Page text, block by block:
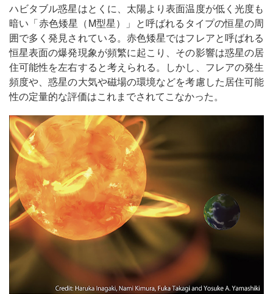
ハビタブル惑星はとくに、太陽より表面温度が低く光度も
暗い「赤色矮星（M型星）」と呼ばれるタイプの恒星の周
囲で多く発見されている。赤色矮星ではフレアと呼ばれる
恒星表面の爆発現象が頻繁に起こり、その影響は惑星の居
住可能性を左右すると考えられる。しかし、フレアの発生
頻度や、惑星の大気や磁場の環境などを考慮した居住可能
性の定量的な評価はこれまでされてこなかった。